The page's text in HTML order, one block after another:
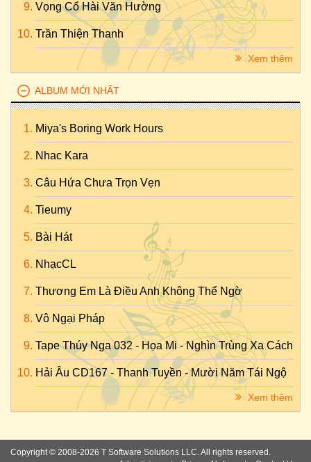
Vọng Cổ Hài Văn Hường
Trần Thiện Thanh
Xem thêm
ALBUM MỚI NHẤT
Miya's Boring Work Hours
Nhac Kara
Câu Hứa Chưa Trọn Vẹn
Tieumy
Bài Hát
NhạcCL
Thương Em Là Điều Anh Không Thể Ngờ
Vô Ngại Pháp
Tape Thúy Nga 032 - Họa Mi - Nghìn Trùng Xa Cách
Hải Âu CD167 - Thanh Tuyền - Mười Năm Tái Ngộ
Xem thêm
Copyright © 2008-2026 T Software Solutions LLC. All rights reserved.